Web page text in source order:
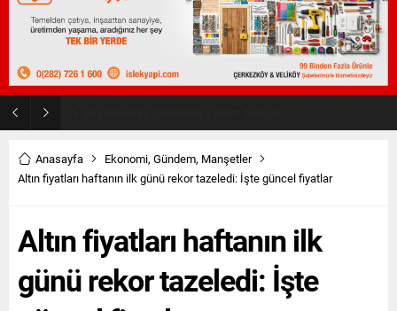
Anasayfa Ekonomi, Gündem, Manşetler
Altın fiyatları haftanın ilk günü rekor tazeledi: İşte güncel fiyatlar
Altın fiyatları haftanın ilk
günü rekor tazeledi: İşte